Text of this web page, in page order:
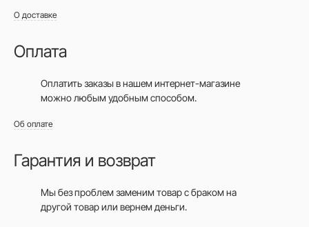
О доставке
Оплата
Оплатить заказы в нашем интернет-магазине
можно любым удобным способом.
Об оплате
Гарантия и возврат
Мы без проблем заменим товар с браком на
другой товар или вернем деньги.